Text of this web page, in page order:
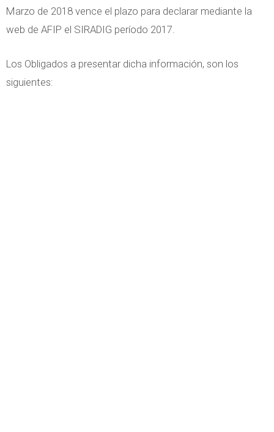
Marzo de 2018 vence el plazo para declarar mediante la
web de AFIP el SIRADIG período 2017.
Los Obligados a presentar dicha información, son los
siguientes: